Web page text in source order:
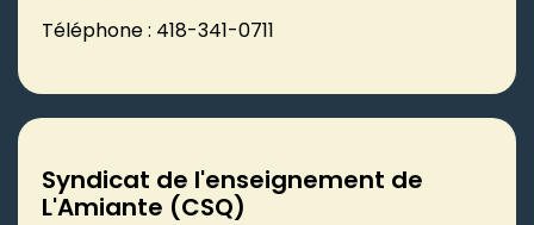
Téléphone : 418-341-0711
Syndicat de l'enseignement de
L'Amiante (CSQ)